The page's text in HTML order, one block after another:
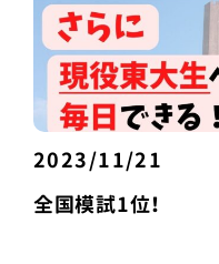
2023/11/21
全国模試1位！